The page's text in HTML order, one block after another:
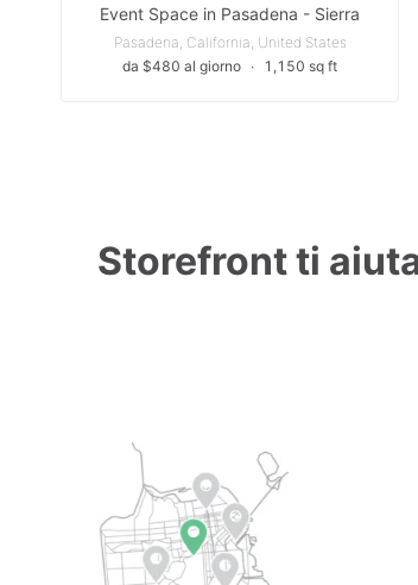
Event Space in Pasadena - Sierra
Pasadena, California, United States
da $480 al giorno ∙ 1,150 sq ft
Storefront ti